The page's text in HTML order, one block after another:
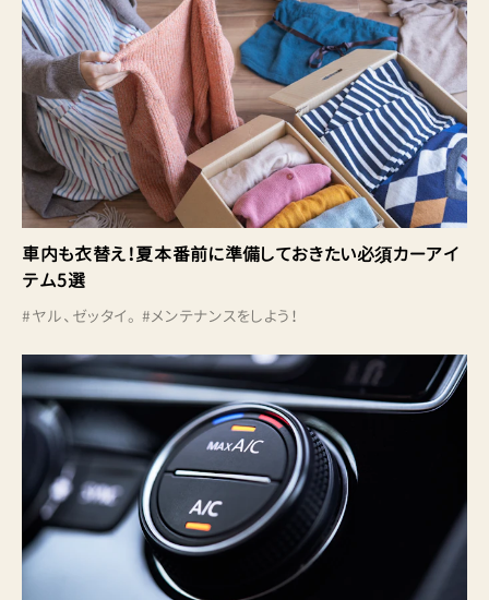
車内も衣替え！夏本番前に準備しておきたい必須カーアイ
テム5選
#ヤル、ゼッタイ。 #メンテナンスをしよう！